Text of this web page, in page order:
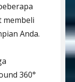
membeli
Anda.
360°